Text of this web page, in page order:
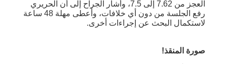
العجز من 7.62 إلى 7.5، وأشار الجراح إلى أن الحريري
رفع الجلسة من دون أي خلافات، وأعطى مهلة 48 ساعة
لاستكمال البحث عن إجراءات أخرى.
صورة المنقذ!